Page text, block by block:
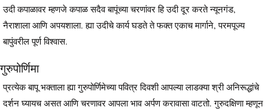
उदी कपाळावर म्हणजे कपाळ सदैव बापूंच्या चरणांवर हि उदी दूर करते न्यूनगंड,
नैराशाला आणि अपयशाला. ह्या उदीचे कार्य घडते ते फक्त एकाच मार्गाने, परमपूज्य
बापुंवरील पूर्ण विश्वास.
गुरुपोर्णिमा
प्रत्येक बापू भक्ताला ह्या गुरुपोर्णिमेच्या पवित्र दिवशी आपल्या लाडक्या श्री अनिरूद्धांचे
दर्शन घ्यायच असत आणि चरणावर आपला भाव अर्पण करावासा वाटतो. गुरुदक्षिणा म्हणून